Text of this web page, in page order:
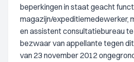
beperkingen in staat geacht
magazijn/expeditiemedewerker,
en assistent consultatiebureau
bezwaar van appellante tegen
van 23 november 2012